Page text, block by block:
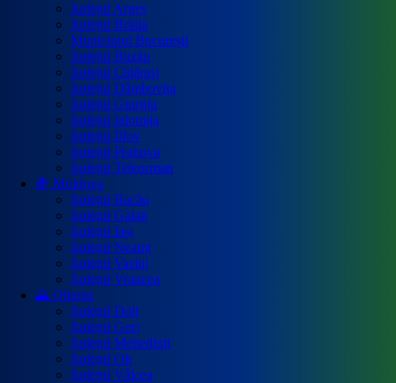
Județul Argeș
Județul Brăila
Municipiul București
Județul Buzău
Județul Călărași
Județul Dâmbovița
Județul Giurgiu
Județul Ialomița
Județul Ilfov
Județul Prahova
Județul Teleorman
🍇 Moldova
Județul Bacău
Județul Galați
Județul Iași
Județul Neamț
Județul Vaslui
Județul Vrancea
🌄 Oltenia
Județul Dolj
Județul Gorj
Județul Mehedinți
Județul Olt
Județul Vâlcea